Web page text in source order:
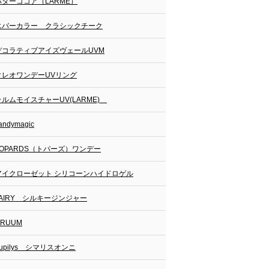
バーカラー クラシックチーク
コラティブアイズヴェールUVM
レオワンデーUVリング
ルムモイスチャーUV(LARME)
（トパーズ）ワンデー
イクローゼット シリコーンハイドロゲル
シルキージンジャー
シマリスオンニ